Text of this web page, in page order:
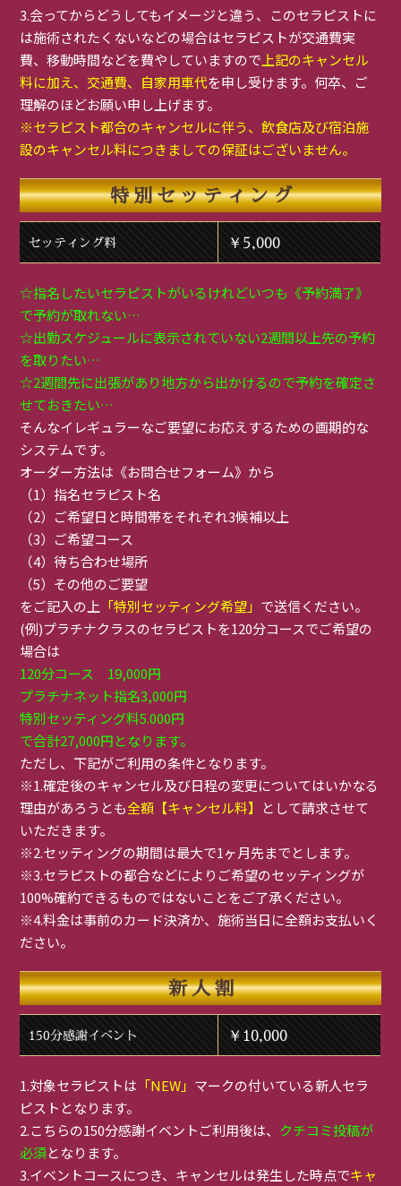
3.会ってからどうしてもイメージと違う、このセラピストに
は施術されたくないなどの場合はセラピストが交通費実
費、移動時間などを費やしていますので 上記のキャンセル
料に加え、交通費、自家用車代を申し受けます。何卒、ご
理解のほどお願い申し上げます。
※セラピスト都合のキャンセルに伴う、飲食店及び宿泊施
設のキャンセル料につきましての保証はございません。
特別セッティング
セッティング料 ￥5,000
☆指名したいセラピストがいるけれどいつも《予約満了》
で予約が取れない…
☆出勤スケジュールに表示されていない2週間以上先の予約
を取りたい…
☆2週間先に出張があり地方から出かけるので予約を確定さ
せておきたい…
そんなイレギュラーなご要望にお応えするための画期的な
システムです。
オーダー方法は《お問合せフォーム》から
（1）指名セラピスト名
（2）ご希望日と時間帯をそれぞれ3候補以上
（3）ご希望コース
（4）待ち合わせ場所
（5）その他のご要望
をご記入の上 「特別セッティング希望」 で送信ください。
(例)プラチナクラスのセラピストを120分コースでご希望の
場合は
120分コース 19,000円
プラチナネット指名3,000円
特別セッティング料5.000円
で合計27,000円となります。
ただし、下記がご利用の条件となります。
※1.確定後のキャンセル及び日程の変更についてはいかなる
理由があろうとも全額【キャンセル料】
として請求させて
いただきます。
※2.セッティングの期間は最大で1ヶ月先までとします。
※3.セラピストの都合などによりご希望のセッティングが
100%確約できるものではないことをご了承ください。
※4.料金は事前のカード決済か、施術当日に全額お支払いく
ださい。
新人割
150分感謝イベント ￥10,000
1.対象セラピストは 「NEW」 マークの付いている新人セラ
ピストとなります。
2.こちらの150分感謝イベントご利用後は、 クチコミ投稿が
必須となります。
3.イベントコースにつき、キャンセルは発生した時点でキャ